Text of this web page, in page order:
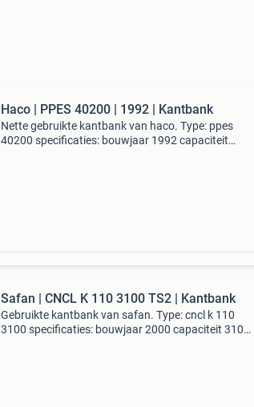
Haco | PPES 40200 | 1992 | Kantbank
Nette gebruikte kantbank van haco. Type: ppes
40200 specificaties: bouwjaar 1992 capaciteit
Safan | CNCL K 110 3100 TS2 | Kantbank
Gebruikte kantbank van safan. Type: cncl k 110
3100 specificaties: bouwjaar 2000 capaciteit 3100